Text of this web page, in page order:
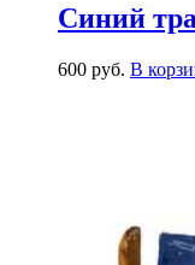
Синий
600 руб. В